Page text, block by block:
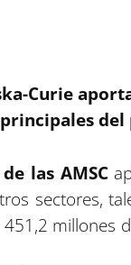
Curie
las AMSC
sectores,
millones